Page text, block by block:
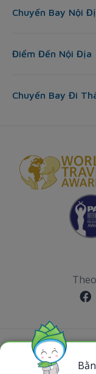
Chuyến Bay Nội
Điểm Đến Nội Địa
Chuyến Bay Đi
Sơ đồ website